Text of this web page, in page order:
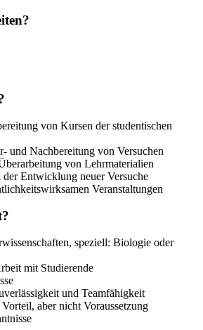
von Kursen der studentischen
und Nachbereitung von Versuchen
von Lehrmaterialien
Entwicklung neuer Versuche
Veranstaltungen
speziell: Biologie oder
mit Studierende
und Teamfähigkeit
aber nicht Voraussetzung